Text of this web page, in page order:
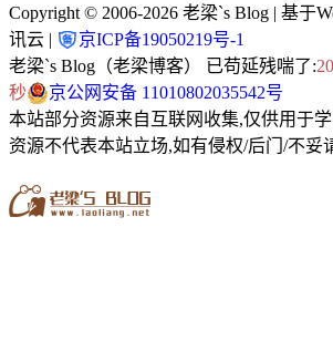
Copyright © 2006-2026 老梁`s Blog | 基于
讯云 |
京ICP备19050219号-1
老梁`s Blog（老梁博客） 已苟延残喘了:
秒
京公网安备 11010802035542号
本站部分资源来自互联网收集,仅供用于
资源不代表本站立场,如有侵权/后门/不妥